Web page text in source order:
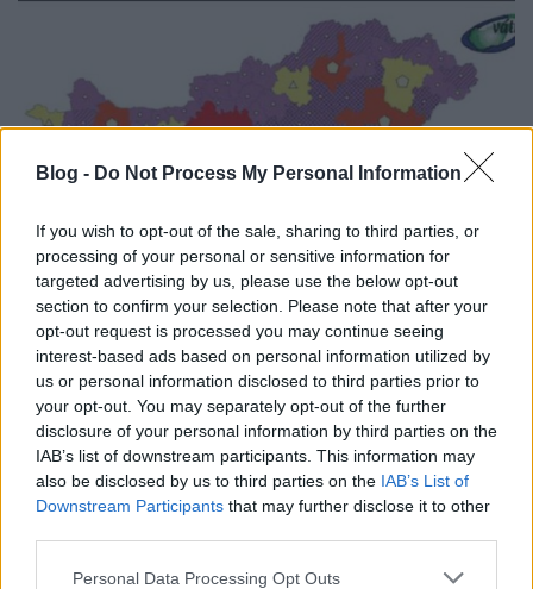
Blog - Do Not Process My Personal Information
If you wish to opt-out of the sale, sharing to third parties, or
processing of your personal or sensitive information for
targeted advertising by us, please use the below opt-out
section to confirm your selection. Please note that after your
opt-out request is processed you may continue seeing
interest-based ads based on personal information utilized by
us or personal information disclosed to third parties prior to
your opt-out. You may separately opt-out of the further
disclosure of your personal information by third parties on the
IAB’s list of downstream participants. This information may
also be disclosed by us to third parties on the IAB’s List of
Downstream Participants that may further disclose it to other
Please note that this website/app uses one or more Google
Personal Data Processing Opt Outs
Miért vízfejű Magyarország?
beeni•2014. január 28.
Budapest részesedése az ország GDP-jéből 40%-os,
miközben a népességéből csak 17%, az
agglomerációt is belevéve 25%. 10-ből 4 Ft
Budapesten termelődik, és minden negyedik
magyar budapesti vagy oda jár dolgozni. A túlsúlyt